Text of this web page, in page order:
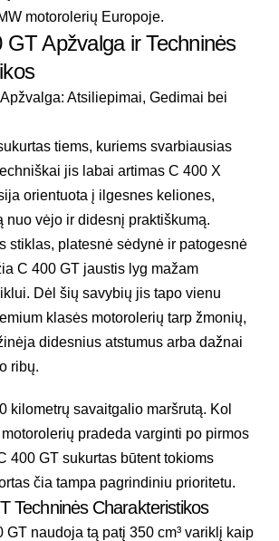
motorolerių Europoje.
Apžvalga ir Techninės
tiems, kuriems svarbiausias
jis labai artimas C 400 X
orientuota į ilgesnes keliones,
nuo vėjo ir didesnį praktiškumą.
stiklas, platesnė sėdynė ir patogesnė
C 400 GT jaustis lyg mažam
Dėl šių savybių jis tapo vienu
klasės motorolerių tarp žmonių,
didesnius atstumus arba dažnai
ribų.
kilometrų savaitgalio maršrutą. Kol
pradeda varginti po pirmos
400 GT sukurtas būtent tokioms
čia tampa pagrindiniu prioritetu.
Techninės Charakteristikos
GT naudoja tą patį 350 cm³ variklį kaip